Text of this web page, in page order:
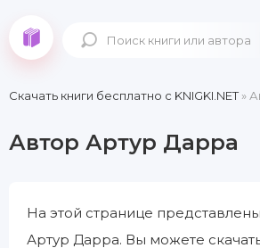
Скачать книги бесплатно c KNIGKI.NET»
Автор Артур Дарра
На этой странице
Артур Дарра. Вы можете